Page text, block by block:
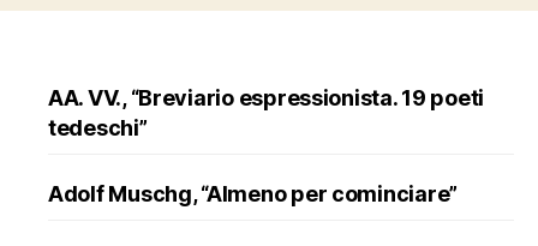
AA. VV., “Breviario espressionista. 19 poeti
tedeschi”
Adolf Muschg, “Almeno per cominciare”